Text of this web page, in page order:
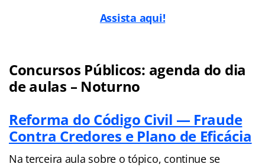
Assista aqui!
Concursos Públicos: agenda do dia
de aulas – Noturno
Reforma do Código Civil — Fraude
Contra Credores e Plano de Eficácia
Na terceira aula sobre o tópico, continue se